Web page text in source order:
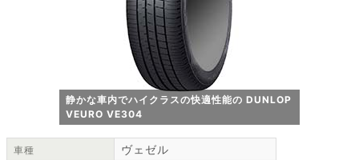
静かな車内でハイクラスの快適性能の DUNLOP
VEURO VE304
車種 ヴェゼル